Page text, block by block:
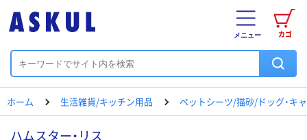
カゴ
メニュー
ホーム 生活雑貨/キッチン用品 ペットシーツ/猫砂/ドッグ・キ
ハムスター・リス